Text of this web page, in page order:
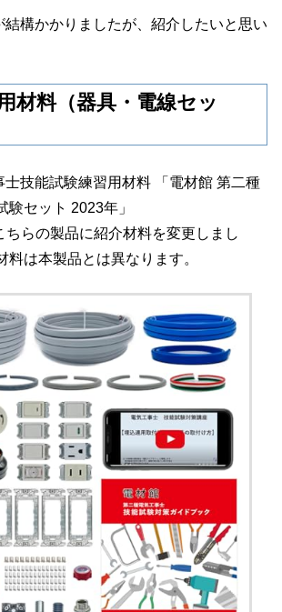
結構かかりましたが、紹介したいと思い
材料（器具・電線セッ
士技能試験練習用材料 「電材館 第二種
験セット 2023年」
ちらの製品に紹介材料を変更しまし
料は本製品とは異なります。